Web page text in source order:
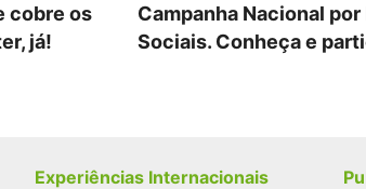
cobre os
já!
Campanha Nacional
Sociais. Conheça e
Experiências Internacionais